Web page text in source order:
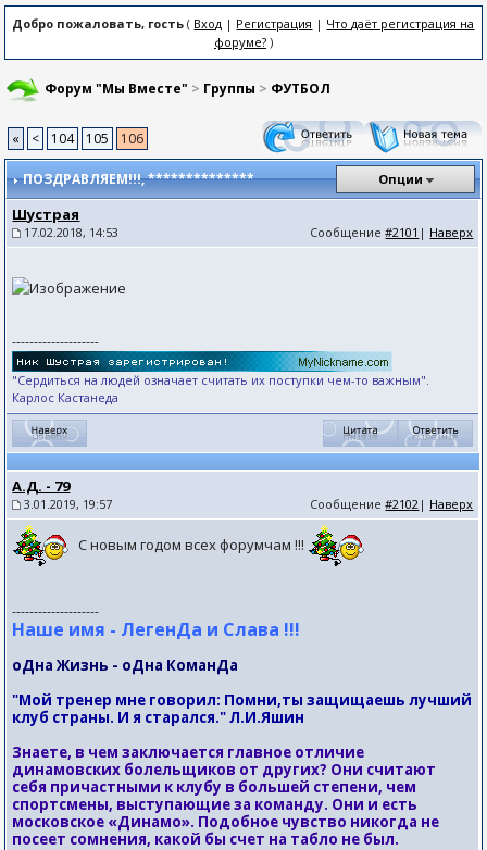
Добро пожаловать, гость ( Вход | Регистрация | Что даёт регистрация на
форуме?)
Форум "Мы Вместе" > Группы > ФУТБОЛ
« < 104 105 106
ПОЗДРАВЛЯЕМ!!!, ************** Опции
Шустрая
17.02.2018, 14:53 Сообщение#2101 | Наверх
--------------------
"Сердиться на людей означает считать их поступки чем-то важным".
Карлос Кастанеда
А.Д. - 79
3.01.2019, 19:57 Сообщение#2102 | Наверх
С новым годом всех форумчам !!!
--------------------
Наше имя - ЛегенДа и Слава !!!
оДна Жизнь - оДна КоманДа
"Мой тренер мне говорил: Помни,ты защищаешь лучший
клуб страны. И я старался." Л.И.Яшин
Знаете, в чем заключается главное отличие
динамовских болельщиков от других? Они считают
себя причастными к клубу в большей степени, чем
спортсмены, выступающие за команду. Они и есть
московское «Динамо». Подобное чувство никогда не
посеет сомнения, какой бы счет на табло не был.